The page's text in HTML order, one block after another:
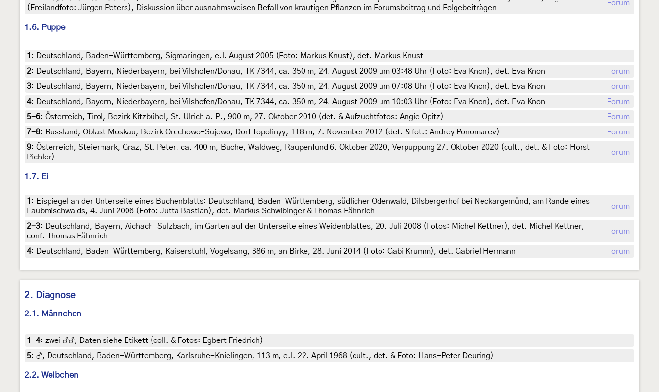
(Freilandfoto: Jürgen Peters), Diskussion über ausnahmsweisen Befall von krautigen Pflanzen im Forumsbeitrag und Folgebeiträgen
Forum
1.6. Puppe
1 : Deutschland, Baden-Württemberg, Sigmaringen, e.l. August 2005 (Foto: Markus Knust), det. Markus Knust
2: Deutschland, Bayern, Niederbayern, bei Vilshofen/Donau, TK 7344, ca. 350 m, 24. August 2009 um 03:48 Uhr (Foto: Eva Knon), det. Eva Knon
Forum
3: Deutschland, Bayern, Niederbayern, bei Vilshofen/Donau, TK 7344, ca. 350 m, 24. August 2009 um 07:08 Uhr (Foto: Eva Knon), det. Eva Knon
Forum
4: Deutschland, Bayern, Niederbayern, bei Vilshofen/Donau, TK 7344, ca. 350 m, 24. August 2009 um 10:03 Uhr (Foto: Eva Knon), det. Eva Knon
Forum
5-6: Österreich, Tirol, Bezirk Kitzbühel, St. Ulrich a. P., 900 m, 27. Oktober 2010 (det. & Aufzuchtfotos: Angie Opitz)
Forum
7-8: Russland, Oblast Moskau, Bezirk Orechowo-Sujewo, Dorf Topolinyy, 118 m, 7. November 2012 (det. & fot.: Andrey Ponomarev)
Forum
9: Österreich, Steiermark, Graz, St. Peter, ca. 400 m, Buche, Waldweg, Raupenfund 6. Oktober 2020, Verpuppung 27. Oktober 2020 (cult., det. & Foto: Horst
Pichler)
Forum
1.7. Ei
1 : Eispiegel an der Unterseite eines Buchenblatts: Deutschland, Baden-Württemberg, südlicher Odenwald, Dilsbergerhof bei Neckargemünd, am Rande eines
Laubmischwalds, 4. Juni 2006 (Foto: Jutta Bastian), det. Markus Schwibinger & Thomas Fähnrich
Forum
2-3: Deutschland, Bayern, Aichach-Sulzbach, im Garten auf der Unterseite eines Weidenblattes, 20. Juli 2008 (Fotos: Michel Kettner), det. Michel Kettner,
conf. Thomas Fähnrich
Forum
4: Deutschland, Baden-Württemberg, Kaiserstuhl, Vogelsang, 386 m, an Birke, 28. Juni 2014 (Foto: Gabi Krumm), det. Gabriel Hermann Forum
2. Diagnose
2.1. Männchen
1-4: zwei ♂♂, Daten siehe Etikett (coll. & Fotos: Egbert Friedrich)
5: ♂, Deutschland, Baden-Württemberg, Karlsruhe-Knielingen, 113 m, e.l. 22. April 1968 (cult., det. & Foto: Hans-Peter Deuring)
2.2. Weibchen